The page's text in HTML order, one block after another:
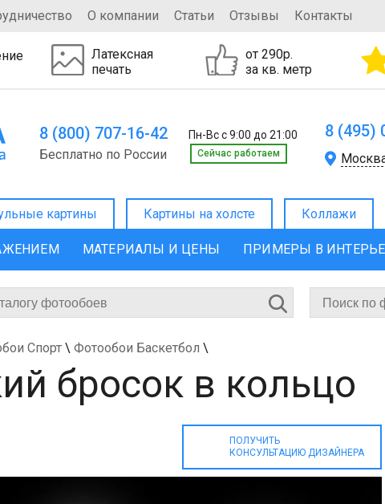
О компании Статьи Отзывы Контакты
Латексная
печать
от 290р.
за кв. метр
8 (800) 707-16-42 Пн-Вс с 9:00 до 21:00
Бесплатно по России Cейчас работаем
8 (495)
картины Картины на холсте Коллажи
МАТЕРИАЛЫ И ЦЕНЫ ПРИМЕРЫ В
Спорт \ Фотообои Баскетбол \
бросок в кольцо
ПОЛУЧИТЬ
КОНСУЛЬТАЦИЮ ДИЗАЙНЕРА